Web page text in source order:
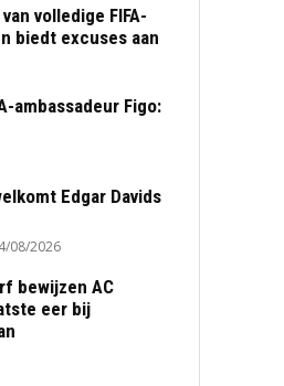
volledige FIFA-
biedt excuses aan
ambassadeur Figo:
Edgar Davids
08/2026
bewijzen AC
eer bij